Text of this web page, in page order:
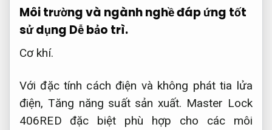
Môi trường và ngành nghề đáp ứng tốt
sử dụng Dễ bảo trì.
Cơ khí.
Với đặc tính cách điện và không phát tia lửa
điện, Tăng năng suất sản xuất. Master Lock
406RED đặc biệt phù hợp cho các môi